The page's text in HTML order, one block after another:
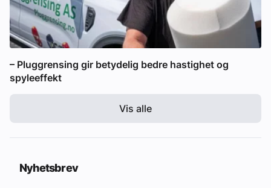
– Pluggrensing gir betydelig bedre hastighet og
spyleeffekt
Vis alle
Nyhetsbrev